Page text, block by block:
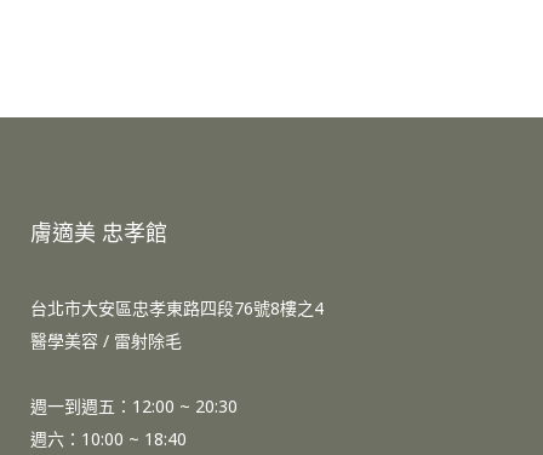
膚適美 忠孝館
台北市大安區忠孝東路四段76號8樓之4
醫學美容 / 雷射除毛
週一到週五：12:00 ~ 20:30
週六：10:00 ~ 18:40